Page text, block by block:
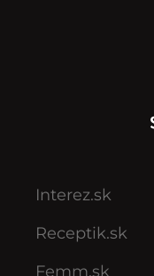
Interez.sk
Receptik.sk
Femm.sk